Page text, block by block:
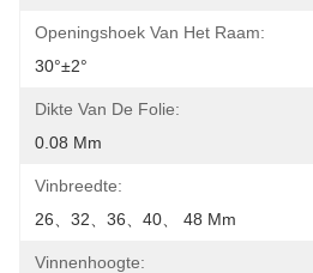
Openingshoek Van Het Raam:
30°±2°
Dikte Van De Folie:
0.08 Mm
Vinbreedte:
26、32、36、40、 48 Mm
Vinnenhoogte: